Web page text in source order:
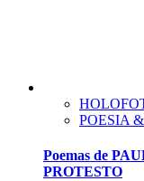
POESIA
Poemas de
PROTESTO